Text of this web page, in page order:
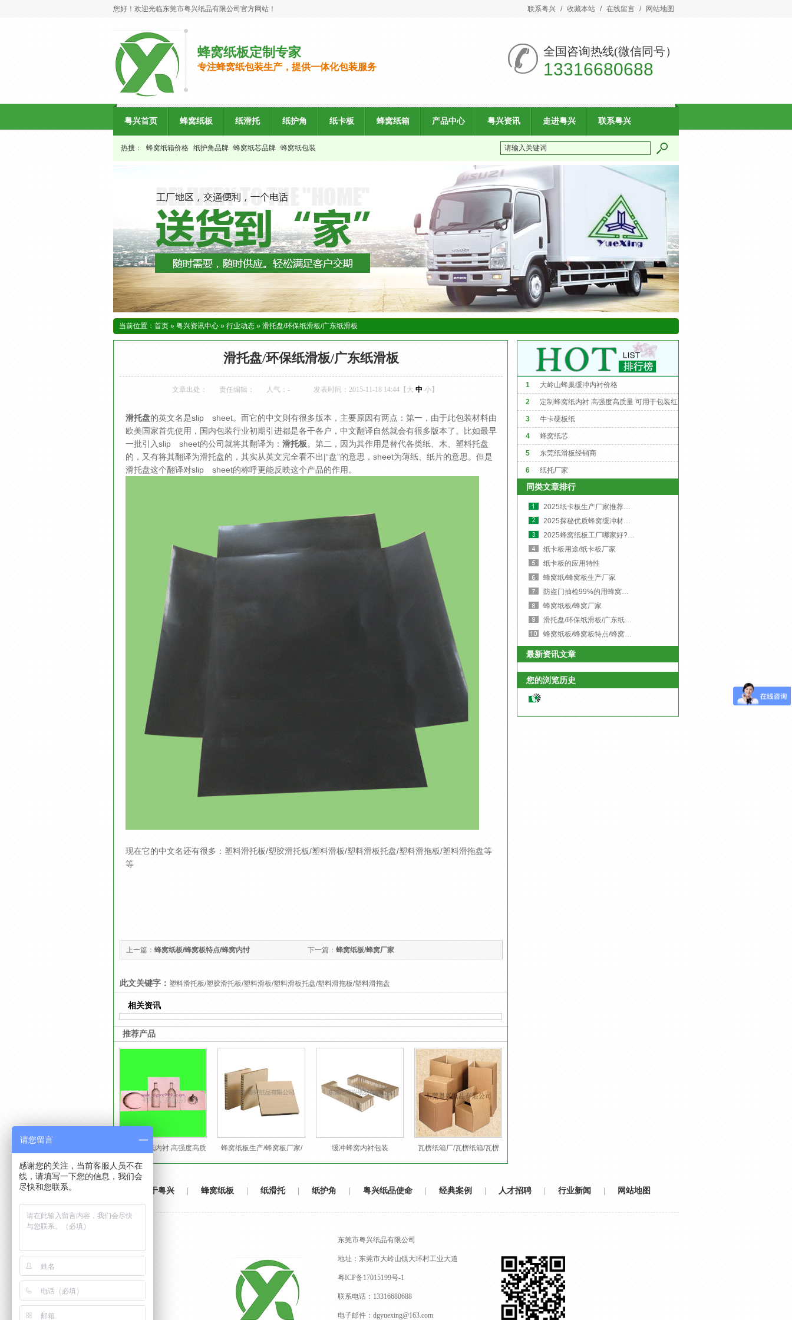
您好！欢迎光临东莞市粤兴纸品有限公司官方网站！ 联系粤兴 / 收藏本站 / 在线留言 / 网站地图
蜂窝纸板定制专家
专注蜂窝纸包装生产，提供一体化包装服务
全国咨询热线(微信同号）
13316680688
粤兴首页 蜂窝纸板 纸滑托 纸护角 纸卡板 蜂窝纸箱 产品中心 粤兴资讯 走进粤兴 联系粤兴
热搜： 蜂窝纸箱价格 纸护角品牌 蜂窝纸芯品牌 蜂窝纸包装
当前位置： 首页 » 粤兴资讯中心 » 行业动态 » 滑托盘/环保纸滑板/广东纸滑板
滑托盘/环保纸滑板/广东纸滑板
文章出处： 责任编辑： 人气： - 发表时间：2015-11-18 14:44【 大 中 小】
滑托盘的英文名是slip sheet。而它的中文则有很多版本，主要原因有两点：第一，由于此包装材料由
欧美国家首先使用，国内包装行业初期引进都是各干各户，中文翻译自然就会有很多版本了。比如最早
一批引入slip sheet的公司就将其翻译为： 滑托板。第二，因为其作用是替代各类纸、木、塑料托盘
的，又有将其翻译为滑托盘的，其实从英文完全看不出|“盘”的意思，sheet为薄纸、纸片的意思。但是
滑托盘这个翻译对slip sheet的称呼更能反映这个产品的作用。
现在它的中文名还有很多：塑料滑托板/塑胶滑托板/塑料滑板/塑料滑板托盘/塑料滑拖板/塑料滑拖盘等
等
下一篇： 蜂窝纸板/蜂窝厂家
上一篇： 蜂窝纸板/蜂窝板特点/蜂窝内忖
此文关键字： 塑料滑托板/塑胶滑托板/塑料滑板/塑料滑板托盘/塑料滑拖板/塑料滑拖盘
相关资讯
推荐产品
定制蜂窝纸内衬 高强度高质
蜂窝纸板生产/蜂窝板厂家/
缓冲蜂窝内衬包装
瓦楞纸箱厂/瓦楞纸箱/瓦楞
1 大岭山蜂巢缓冲内衬价格
2
定制蜂窝纸内衬 高强度高质量 可用于包装红
酒、灯泡等
3 牛卡硬板纸
4 蜂窝纸芯
5 东莞纸滑板经销商
6 纸托厂家
同类文章排行
2025纸卡板生产厂家推荐清单:东莞市粤兴纸品有限公司位列其中!
2025探秘优质蜂窝缓冲材料源头工厂:推荐东莞市粤兴纸品有限公司-珠三角环保缓冲材料厂家!
2025蜂窝纸板工厂哪家好?东莞市粤兴纸品有限公司-东莞蜂窝纸板生产厂家,用实力给出答案!
纸卡板用途/纸卡板厂家
纸卡板的应用特性
蜂窝纸/蜂窝板生产厂家
防盗门抽检99%的用蜂窝纸板填充
蜂窝纸板/蜂窝厂家
滑托盘/环保纸滑板/广东纸滑板
蜂窝纸板/蜂窝板特点/蜂窝内忖
最新资讯文章
您的浏览历史
关于粤兴 蜂窝纸板 纸滑托 纸护角 粤兴纸品使命 经典案例 人才招聘 行业新闻 网站地图
东莞市粤兴纸品有限公司
地址：东莞市大岭山镇大环村工业大道
粤ICP备17015199号-1
联系电话：13316680688
电子邮件：dgyuexing@163.com
请您留言
感谢您的关注，当前客服人员不在
线，请填写一下您的信息，我们会
尽快和您联系。